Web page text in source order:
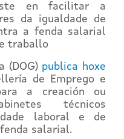
en facilitar a
da igualdade de
a fenda salarial
traballo
(DOG) publica hoxe
de Emprego e
a creación ou
técnicos
laboral e de
salarial.